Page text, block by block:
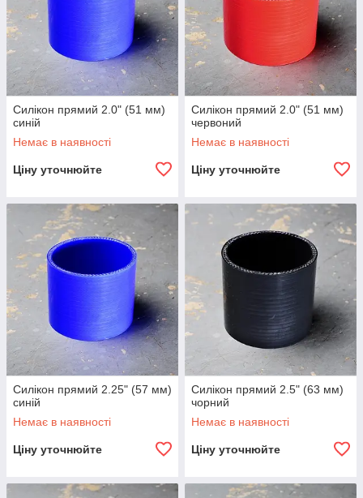
Силікон прямий 2.0" (51 мм)
синій
Немає в наявності
Ціну уточнюйте
Силікон прямий 2.0" (51 мм)
червоний
Немає в наявності
Ціну уточнюйте
Силікон прямий 2.25" (57 мм)
синій
Немає в наявності
Ціну уточнюйте
Силікон прямий 2.5" (63 мм)
чорний
Немає в наявності
Ціну уточнюйте